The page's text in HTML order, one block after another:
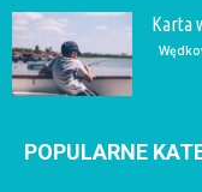
Karta
POPULARNE